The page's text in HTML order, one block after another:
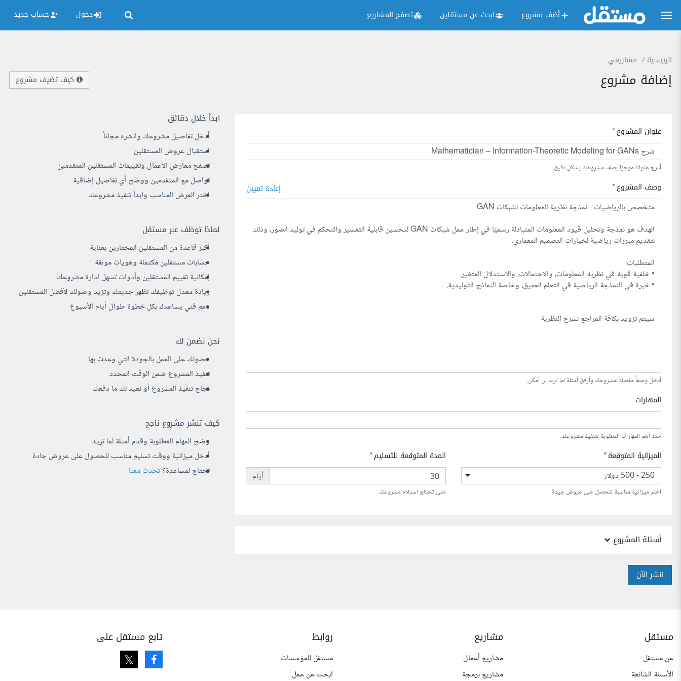
أضف مشروع ابحث عن مستقلين تصفح المشاريع دخول حساب جديد
الرئيسية مشاريعي
إضافة مشروع كيف تضيف مشروع
ابدأ خلال دقائق
أدخل تفاصيل مشروعك وانشره مجاناً
استقبال عروض المستقلين
تصفح معارض الأعمال وتقييمات المستقلين المتقدمين
تواصل مع المتقدمين ووضح أي تفاصيل إضافية
اختر العرض المناسب وابدأ تنفيذ مشروعك
لماذا توظف عبر مستقل
أكبر قاعدة من المستقلين المختارين بعناية
حسابات مستقلين مكتملة وهويات موثقة
إمكانية تقييم المستقلين وأدوات تسهل إدارة مشروعك
زيادة معدل توظيفك تظهر جديتك وتزيد وصولك لأفضل المستقلين
دعم فني يساعدك بكل خطوة طوال أيام الأسبوع
نحن نضمن لك
حصولك على العمل بالجودة التي وعدت بها
تنفيذ المشروع ضمن الوقت المحدد
نجاح تنفيذ المشروع أو نعيد لك ما دفعت
كيف تنشر مشروع ناجح
وضح المهام المطلوبة وقدم أمثلة لما تريد
أدخل ميزانية ووقت تسليم مناسب للحصول على عروض جادة
تحتاج لمساعدة؟تحدث معنا
عنوان المشروع*
أدرج عنوانا موجزا يصف مشروعك بشكل دقيق.
وصف المشروع* إعادة تعيين
أدخل وصفاً مفصلاً لمشروعك وأرفق أمثلة لما تريد ان أمكن.
المهارات
حدد أهم المهارات المطلوبة لتنفيذ مشروعك.
الميزانية المتوقعة*
250 - 500 دولار
اختر ميزانية مناسبة لتحصل على عروض جيدة
المدة المتوقعة للتسليم*
أيام
متى تحتاج استلام مشروعك
أسئلة المشروع
انشر الآن
مستقل
عن مستقل
الأسئلة الشائعة
مشاريع
مشاريع أعمال
مشاريع برمجة
روابط
مستقل للمؤسسات
ابحث عن عمل
تابع مستقل على
Facebook
Twitter